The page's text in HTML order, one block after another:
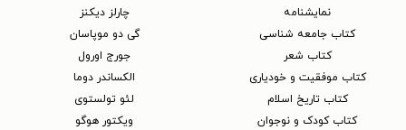
نمایشنامه
کتاب جامعه شناسی
کتاب شعر
کتاب موفقیت و خودیاری
کتاب تاریخ اسلام
کتاب کودک و نوجوان
چارلز دیکنز
گی دو موپاسان
جورج اورول
الکساندر دوما
لئو تولستوی
ویکتور هوگو